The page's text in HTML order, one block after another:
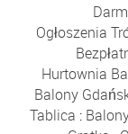
Ogłoszenia
Hurtownia
Balony
Tablica :